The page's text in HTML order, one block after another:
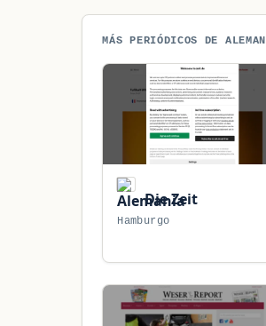
MÁS PERIÓDICOS DE
Die Zeit
Hamburgo